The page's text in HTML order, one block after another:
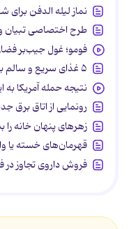
نماز لیله الدفن
طرح اختصاصی تبیان
فومو؛ غول جیب‌بر
۵ غذای سریع و سالم برای طبیعت‌گردی
نتیجه حمله آمریکا
رونمایی از اتاق برق
زهرهای پنهان خانه
قهرمان‌های خسته یا
فروش داروی تجاوز